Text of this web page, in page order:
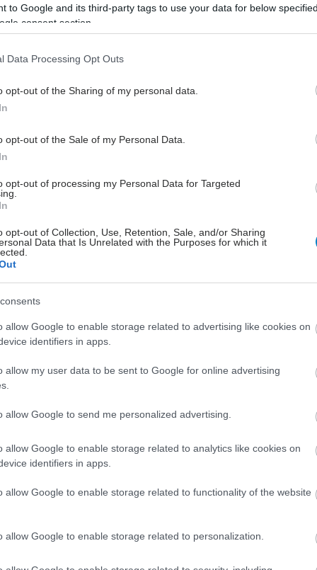
to Google and its third-party tags to use your data for below
consent section.
Data Processing Opt Outs
opt-out of the Sharing of my personal data.
opt-out of the Sale of my Personal Data.
opt-out of processing my Personal Data for Targeted
opt-out of Collection, Use, Retention, Sale, and/or Sharing
Data that Is Unrelated with the Purposes for which it
allow Google to enable storage related to advertising like cookies on
identifiers in apps.
allow my user data to be sent to Google for online advertising
allow Google to send me personalized advertising.
allow Google to enable storage related to analytics like cookies on
identifiers in apps.
allow Google to enable storage related to functionality of the website
allow Google to enable storage related to personalization.
- και χωρίς κόστος - τρόπος για να
το δέρμα σας και να προφυλαχθείτε από την
επανορθωθεί. Προσπαθήστε να μην βγαίνετε έξω
έως τις 3 μ.μ., όταν ο ήλιος είναι και πιο έντονος.
ξηρό δέρμα μπορεί να οφείλεται στο υψηλό
αίμα που προκαλεί διαβήτη τύπου 2. Η κακή
ή οι λοιμώξεις που συμβαίνουν συχνά με την
να ευθύνονται. Ο έλεγχος των επιπέδων
αίμα σας μπορεί να βοηθήσει στην ανακούφιση
Άλλα προβλήματα υγείας που μπορεί να
σε ξηρότητα περιλαμβάνουν:
νόσος
γνωστή και ως έλλειψη σιδήρου
αρθρίτιδα, η οποία μπορεί να κάνει τα μάτια
καιρός, η αφυδάτωση, τα καλλυντικά και τα
απαλά και ελαστικά με αυτές τις συμβουλές:
τα χείλη σας